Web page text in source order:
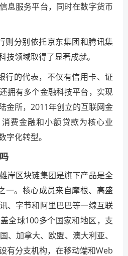
息服务平台，同时在数字货币
则分别依托京东集团和腾讯集
技领域取得了显著成就。
行的代表，不仅有信用卡、证
拥有多个金融科技平台，实现
金所，2011年创立的互联网金
费金融和小额贷款为核心业
字化转型。
岸区块链集团是旗下产品是全
一。核心成员来自摩根、高盛
、字节和阿里巴巴等一缐互联
全球100多个国家和地区，支
、加拿大、欧盟、澳大利亚、
有分支机构，在移动端和Web